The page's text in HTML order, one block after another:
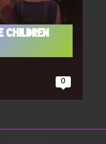
Children
0